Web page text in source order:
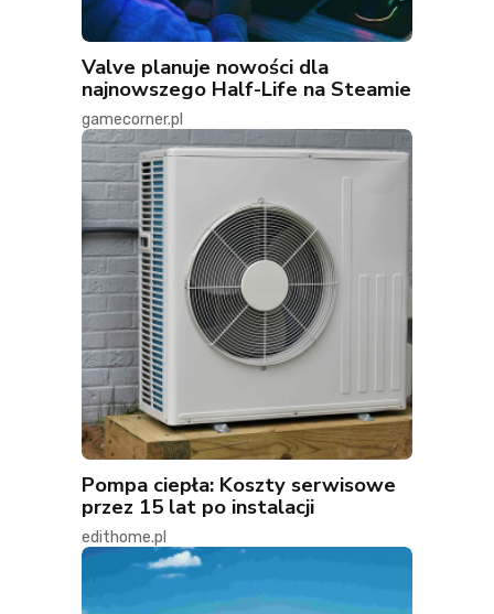
Valve planuje nowości dla
najnowszego Half-Life na Steamie
gamecorner.pl
Pompa ciepła: Koszty serwisowe
przez 15 lat po instalacji
edithome.pl